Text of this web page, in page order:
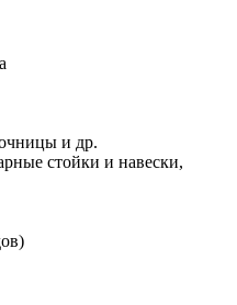
и др.
стойки и навески,